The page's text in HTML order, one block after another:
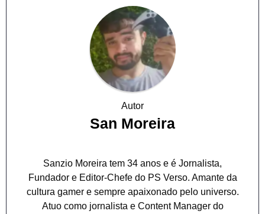
Autor
San Moreira
Sanzio Moreira tem 34 anos e é Jornalista,
Fundador e Editor-Chefe do PS Verso. Amante da
cultura gamer e sempre apaixonado pelo universo.
Atuo como jornalista e Content Manager do